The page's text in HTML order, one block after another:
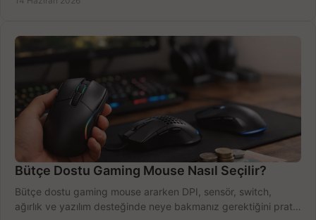
Bütçe Dostu Gaming Mouse Nasıl Seçilir?
Bütçe dostu gaming mouse ararken DPI, sensör, switch,
ağırlık ve yazılım desteğinde neye bakmanız gerektiğini pratik